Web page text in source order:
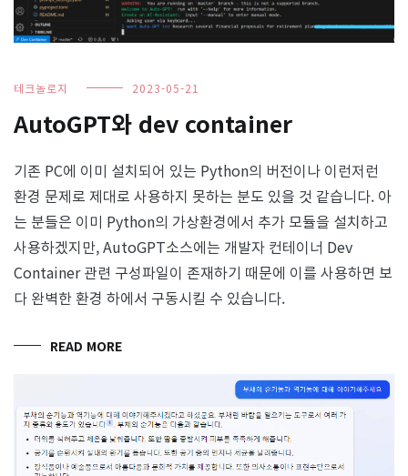
테크놀로지 2023-05-21
AutoGPT와 dev container
기존 PC에 이미 설치되어 있는 Python의 버전이나 이런저런
환경 문제로 제대로 사용하지 못하는 분도 있을 것 같습니다. 아
는 분들은 이미 Python의 가상환경에서 추가 모듈을 설치하고
사용하겠지만, AutoGPT소스에는 개발자 컨테이너 Dev
Container 관련 구성파일이 존재하기 때문에 이를 사용하면 보
다 완벽한 환경 하에서 구동시킬 수 있습니다.
READ MORE